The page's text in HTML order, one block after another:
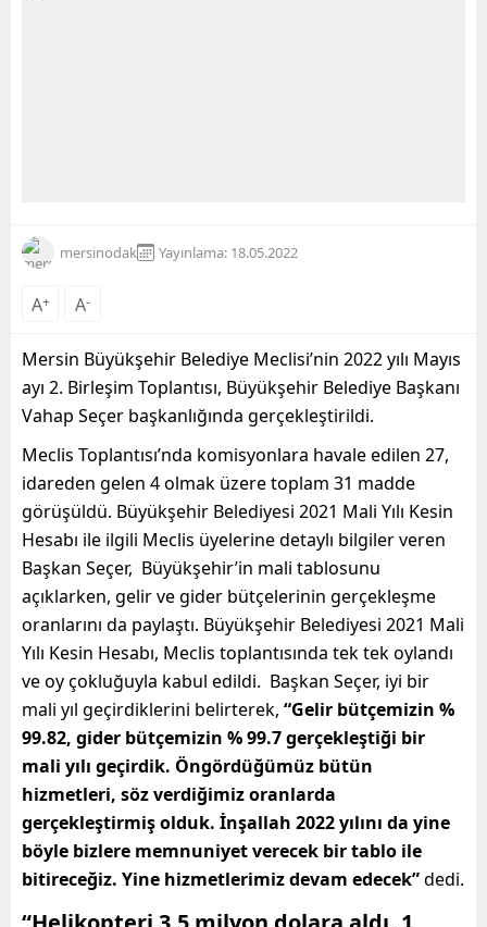
mersinodak Yayınlama: 18.05.2022
A+ A-
Mersin Büyükşehir Belediye Meclisi’nin 2022 yılı Mayıs
ayı 2. Birleşim Toplantısı, Büyükşehir Belediye Başkanı
Vahap Seçer başkanlığında gerçekleştirildi.
Meclis Toplantısı’nda komisyonlara havale edilen 27,
idareden gelen 4 olmak üzere toplam 31 madde
görüşüldü. Büyükşehir Belediyesi 2021 Mali Yılı Kesin
Hesabı ile ilgili Meclis üyelerine detaylı bilgiler veren
Başkan Seçer, Büyükşehir’in mali tablosunu
açıklarken, gelir ve gider bütçelerinin gerçekleşme
oranlarını da paylaştı. Büyükşehir Belediyesi 2021 Mali
Yılı Kesin Hesabı, Meclis toplantısında tek tek oylandı
ve oy çokluğuyla kabul edildi. Başkan Seçer, iyi bir
mali yıl geçirdiklerini belirterek, “Gelir bütçemizin %
99.82, gider bütçemizin % 99.7 gerçekleştiği bir
mali yılı geçirdik. Öngördüğümüz bütün
hizmetleri, söz verdiğimiz oranlarda
gerçekleştirmiş olduk. İnşallah 2022 yılını da yine
böyle bizlere memnuniyet verecek bir tablo ile
bitireceğiz. Yine hizmetlerimiz devam edecek”dedi.